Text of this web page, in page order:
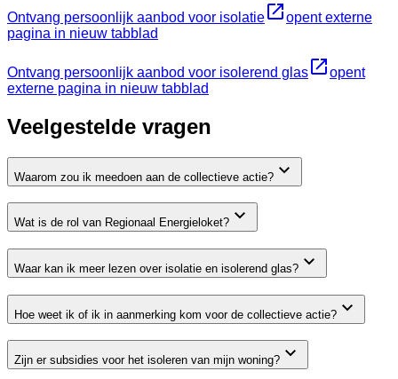
Ontvang persoonlijk aanbod voor isolatie
opent externe
pagina in nieuw tabblad
Ontvang persoonlijk aanbod voor isolerend glas
opent
externe pagina in nieuw tabblad
Veelgestelde vragen
Waarom zou ik meedoen aan de collectieve actie?
Wat is de rol van Regionaal Energieloket?
Waar kan ik meer lezen over isolatie en isolerend glas?
Hoe weet ik of ik in aanmerking kom voor de collectieve actie?
Zijn er subsidies voor het isoleren van mijn woning?